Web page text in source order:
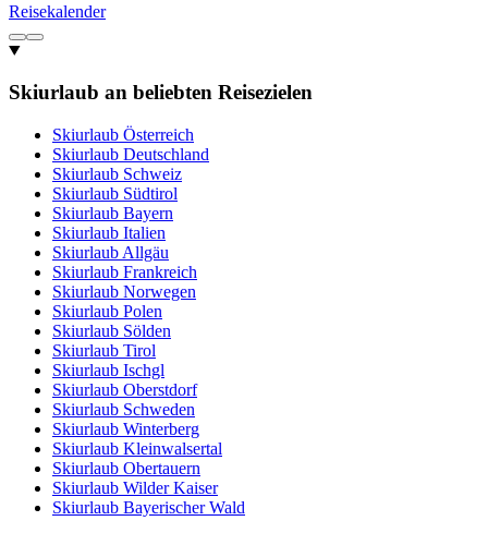
Reisekalender
Skiurlaub an beliebten Reisezielen
Skiurlaub Österreich
Skiurlaub Deutschland
Skiurlaub Schweiz
Skiurlaub Südtirol
Skiurlaub Bayern
Skiurlaub Italien
Skiurlaub Allgäu
Skiurlaub Frankreich
Skiurlaub Norwegen
Skiurlaub Polen
Skiurlaub Sölden
Skiurlaub Tirol
Skiurlaub Ischgl
Skiurlaub Oberstdorf
Skiurlaub Schweden
Skiurlaub Winterberg
Skiurlaub Kleinwalsertal
Skiurlaub Obertauern
Skiurlaub Wilder Kaiser
Skiurlaub Bayerischer Wald